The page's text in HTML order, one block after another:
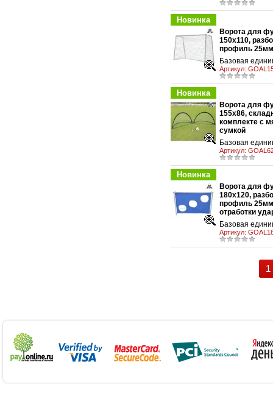
Новинка
Ворота для
150х110,
профиль
Базовая
Артикул:
Новинка
Ворота для
155х86,
комплекте с
сумкой
Базовая
Артикул:
Новинка
Ворота для
180х120,
профиль
отработки
Базовая
Артикул:
1